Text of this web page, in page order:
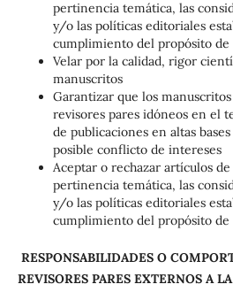
pertinencia temática, las
y/o las políticas editoriales
cumplimiento del propósito de
Velar por la calidad, rigor
manuscritos
Garantizar que los
revisores pares idóneos en el
de publicaciones en altas
posible conflicto de intereses
Aceptar o rechazar artículos
pertinencia temática, las
y/o las políticas editoriales
cumplimiento del propósito de
RESPONSABILIDADES O
REVISORES PARES EXTERNOS A